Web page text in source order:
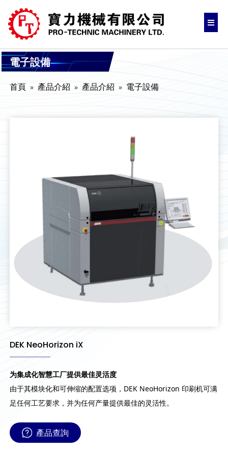
電子設備
首頁 產品介紹 產品介紹 電子設備
DEK NeoHorizon iX
为集成化智慧工厂提供最佳灵活度
由于其模块化和可伸缩的配置选项，DEK NeoHorizon 印刷机可满
足任何工艺要求，并为任何产量提供最佳的灵活性。
產品查詢